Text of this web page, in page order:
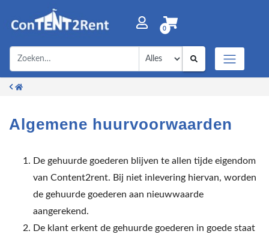
0
Algemene huurvoorwaarden
De gehuurde goederen blijven te allen tijde eigendom
van Content2rent. Bij niet inlevering hiervan, worden
de gehuurde goederen aan nieuwwaarde
aangerekend.
De klant erkent de gehuurde goederen in goede staat